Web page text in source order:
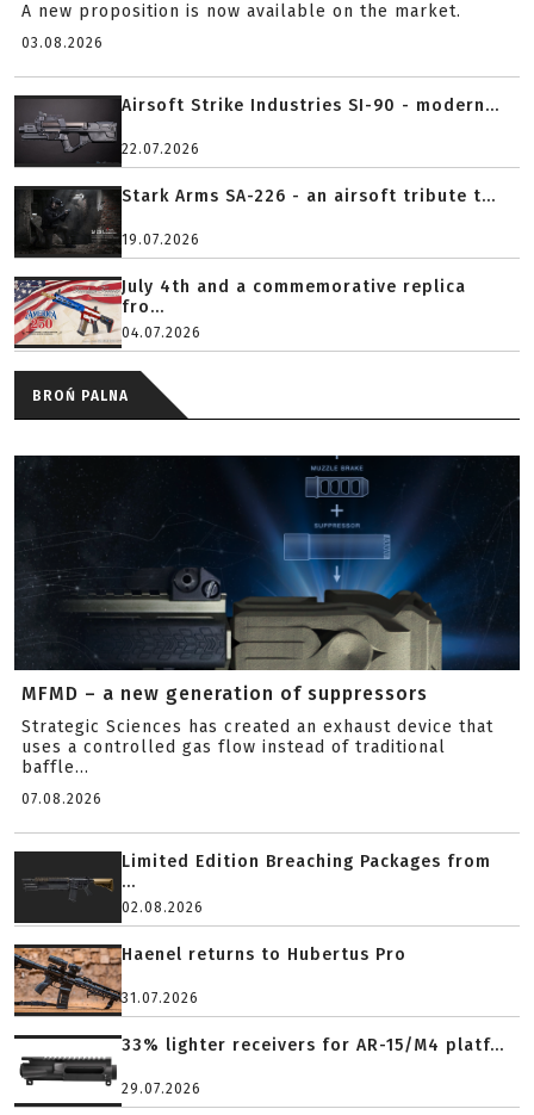
A new proposition is now available on the market.
03.08.2026
Airsoft Strike Industries SI-90 - modern...
22.07.2026
Stark Arms SA-226 - an airsoft tribute t...
19.07.2026
July 4th and a commemorative replica
fro...
04.07.2026
BROŃ PALNA
MFMD – a new generation of suppressors
Strategic Sciences has created an exhaust device that
uses a controlled gas flow instead of traditional
baffle...
07.08.2026
Limited Edition Breaching Packages from
...
02.08.2026
Haenel returns to Hubertus Pro
31.07.2026
33% lighter receivers for AR-15/M4 platf...
29.07.2026